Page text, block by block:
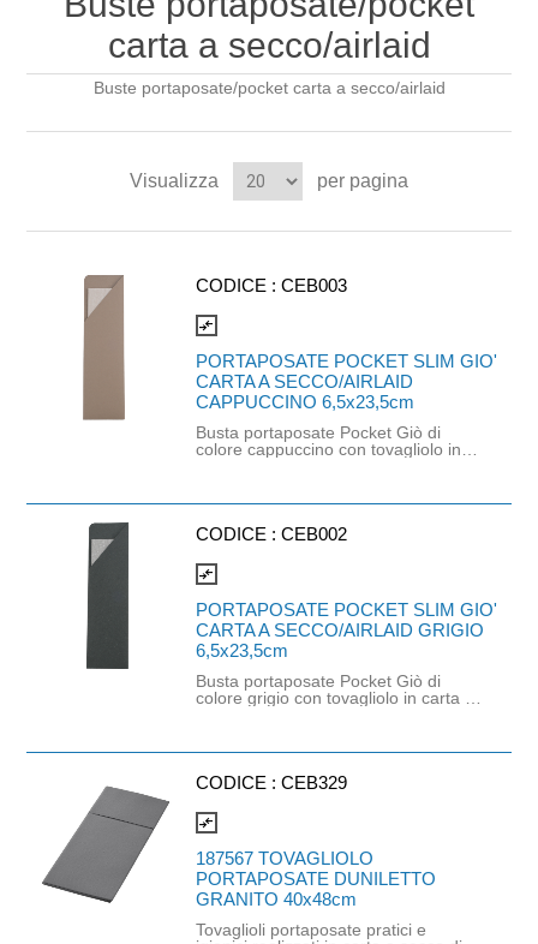
carta a secco/airlaid
Buste portaposate/pocket carta a secco/airlaid
Visualizza per pagina
CODICE :CEB003
compare_arrows
PORTAPOSATE POCKET SLIM GIO'
CARTA A SECCO/AIRLAID
CAPPUCCINO 6,5x23,5cm
Busta portaposate Pocket Giò di
colore cappuccino con tovagliolo in
PEFC e idoneo al contatto
x 23,5cm. Dimensione tovagliolo:
CODICE :CEB002
compare_arrows
PORTAPOSATE POCKET SLIM GIO'
CARTA A SECCO/AIRLAID GRIGIO
6,5x23,5cm
Busta portaposate Pocket Giò di
colore grigio con tovagliolo in carta a
idoneo al contatto alimentare.
Dimensione tovagliolo: 20cm x 40cm.
CODICE :CEB329
compare_arrows
187567 TOVAGLIOLO
PORTAPOSATE DUNILETTO
GRANITO 40x48cm
Tovaglioli portaposate pratici e